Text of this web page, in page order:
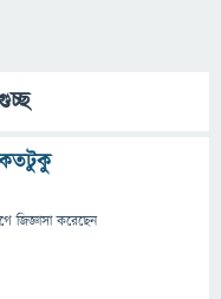
কতটুকু
জিজ্ঞাসাকরেছেন